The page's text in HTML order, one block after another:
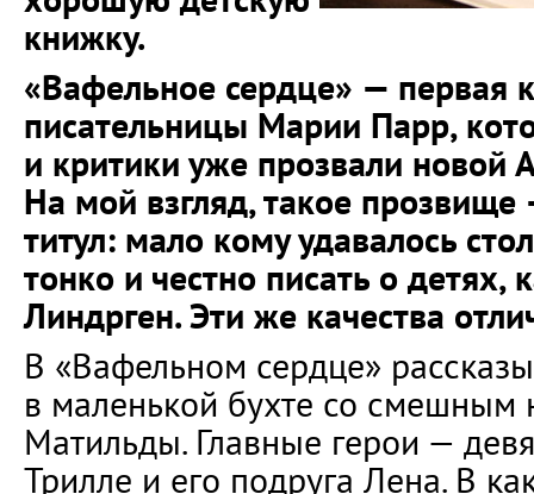
книжку.
«Вафельное сердце» — первая
писательницы Марии Парр,
и критики уже прозвали новой
На мой взгляд, такое
титул: мало кому удавалось
тонко и честно писать о детях,
Линдрген. Эти же качества
В «Вафельном сердце»
в маленькой бухте со
Матильды. Главные герои —
Трилле и его подруга Лена. В